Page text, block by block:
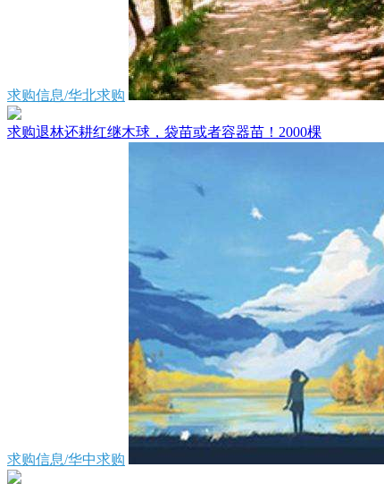
求购信息/华北求购
求购退林还耕红继木球，袋苗或者容器苗！2000棵
求购信息/华中求购